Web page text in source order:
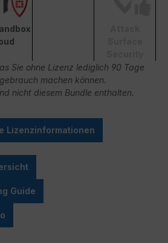
Sie ohne Lizenz lediglich 90 Tage
machen können.
nicht diesem Bundle enthalten.
Lizenzinformationen
Guide